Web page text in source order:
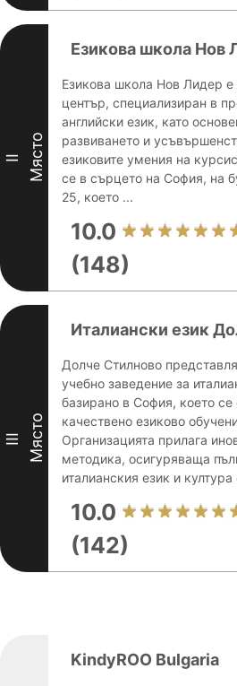
II Място
Езикова школа Нов
Езикова школа Нов Лидер е
център, специализиран в
английски език, като
развиването и
езиковите умения на
се в сърцето на София, на
25, което ...
10.0
(148)
III Място
Италиански език
Долче Стилново
учебно заведение за
базирано в София, което се
качествено езиково
Организацията прилага
методика, осигуряваща
италианския език и
10.0
(142)
KindyROO Bulgaria